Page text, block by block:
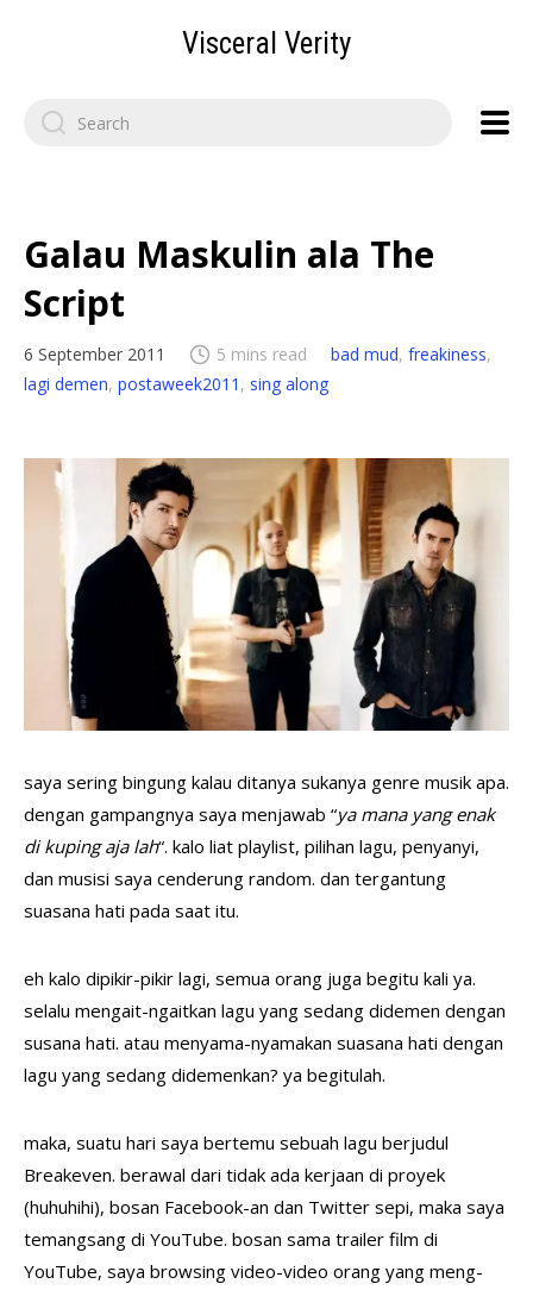
Visceral Verity
Search
for:
Galau Maskulin ala The
Script
6 September 2011 5 mins read bad mud, freakiness,
lagi demen, postaweek2011 , sing along
saya sering bingung kalau ditanya sukanya genre musik apa.
dengan gampangnya saya menjawab “ya mana yang enak
di kuping aja lah“. kalo liat playlist, pilihan lagu, penyanyi,
dan musisi saya cenderung random. dan tergantung
suasana hati pada saat itu.
eh kalo dipikir-pikir lagi, semua orang juga begitu kali ya.
selalu mengait-ngaitkan lagu yang sedang didemen dengan
susana hati. atau menyama-nyamakan suasana hati dengan
lagu yang sedang didemenkan? ya begitulah.
maka, suatu hari saya bertemu sebuah lagu berjudul
Breakeven. berawal dari tidak ada kerjaan di proyek
(huhuhihi), bosan Facebook-an dan Twitter sepi, maka saya
temangsang di YouTube. bosan sama trailer film di
YouTube, saya browsing video-video orang yang meng-